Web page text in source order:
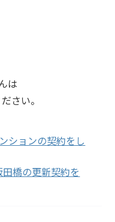
は
さい。
ションの契約をし
橋の更新契約を